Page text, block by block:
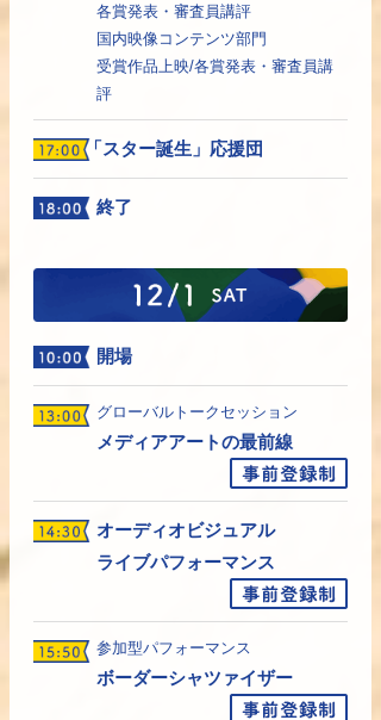
各賞発表・審査員講評
国内映像コンテンツ部門
受賞作品上映/各賞発表・審査員講
評
「スター誕生」応援団
終了
開場
グローバルトークセッション
メディアアートの最前線
オーディオビジュアル
ライブパフォーマンス
参加型パフォーマンス
ボーダーシャツァイザー